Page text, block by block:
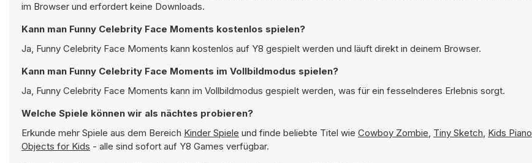
im Browser und erfordert keine Downloads.
Kann man Funny Celebrity Face Moments kostenlos spielen?
Ja, Funny Celebrity Face Moments kann kostenlos auf Y8 gespielt werden und läuft direkt in deinem Browser.
Kann man Funny Celebrity Face Moments im Vollbildmodus spielen?
Ja, Funny Celebrity Face Moments kann im Vollbildmodus gespielt werden, was für ein fesselnderes Erlebnis sorgt.
Welche Spiele können wir als nächtes probieren?
Erkunde mehr Spiele aus dem Bereich Kinder Spiele und finde beliebte Titel wie Cowboy Zombie, Tiny Sketch, Kids Piano
Objects for Kids - alle sind sofort auf Y8 Games verfügbar.